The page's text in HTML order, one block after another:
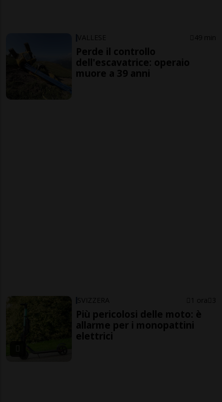
VALLESE 49 min
Perde il controllo
dell'escavatrice: operaio
muore a 39 anni
SVIZZERA 1 ora 3
Più pericolosi delle moto: è
allarme per i monopattini
elettrici